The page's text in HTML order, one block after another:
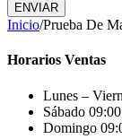
ENVIAR
Inicio/Prueba De
Horarios Ventas
Lunes –
Sábado
Domingo